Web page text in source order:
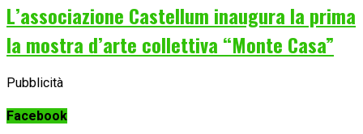
L’associazione Castellum inaugura la prima
la mostra d’arte collettiva “Monte Casa”
Pubblicità
Facebook